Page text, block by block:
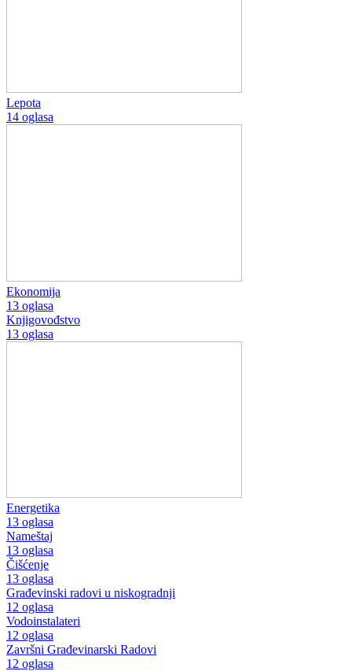
Lepota
14 oglasa
Ekonomija
13 oglasa
Knjigovođstvo
13 oglasa
Energetika
13 oglasa
Nameštaj
13 oglasa
Čišćenje
13 oglasa
Građevinski radovi u niskogradnji
12 oglasa
Vodoinstalateri
12 oglasa
Završni Građevinarski Radovi
12 oglasa